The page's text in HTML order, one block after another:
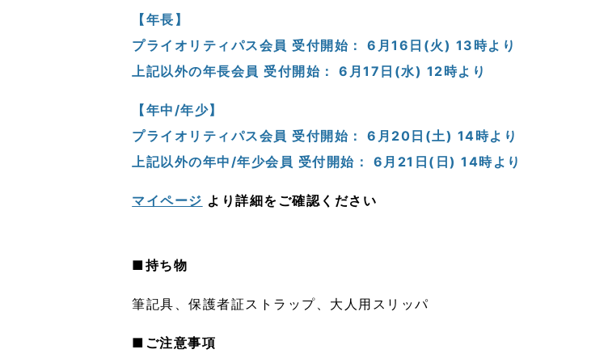
【年長】
プライオリティパス会員 受付開始： 6月16日(火) 13時より
上記以外の年長会員 受付開始： 6月17日(水) 12時より
【年中/年少】
プライオリティパス会員 受付開始： 6月20日(土) 14時より
上記以外の年中/年少会員 受付開始： 6月21日(日) 14時より
マイページ より詳細をご確認ください
■持ち物
筆記具、保護者証ストラップ、大人用スリッパ
■ご注意事項